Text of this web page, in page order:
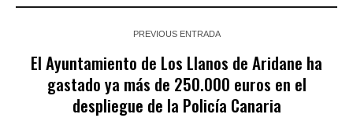
PREVIOUS ENTRADA
El Ayuntamiento de Los Llanos de Aridane ha
gastado ya más de 250.000 euros en el
despliegue de la Policía Canaria